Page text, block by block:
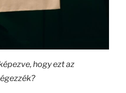
hogy ezt az